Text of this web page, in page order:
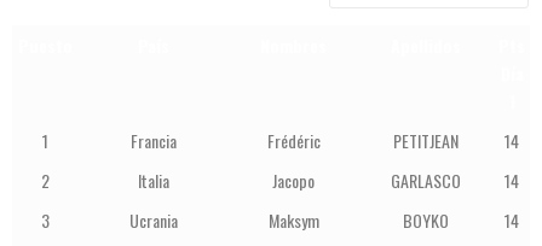
1 Francia Frédéric PETITJEAN
14
2
Italia Jacopo GARLASCO
14
3
Ucrania Maksym BOYKO
14